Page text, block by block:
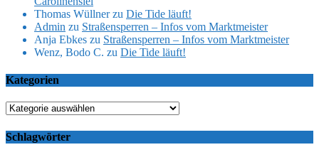
Thomas Wüllnerzu Die Tide läuft!
Admin zu Straßensperren – Infos vom Marktmeister
Anja Ebkes zu Straßensperren – Infos vom Marktmeister
Wenz, Bodo C. zu Die Tide läuft!
Kategorien
Kategorien
Schlagwörter